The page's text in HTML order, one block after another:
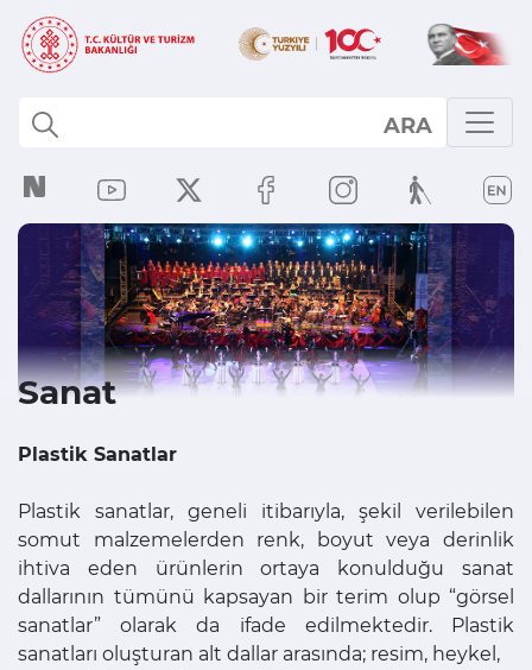
ARA
Sanat
Plastik Sanatlar
Plastik sanatlar, geneli itibarıyla, şekil verilebilen
somut malzemelerden renk, boyut veya derinlik
ihtiva eden ürünlerin ortaya konulduğu sanat
dallarının tümünü kapsayan bir terim olup “görsel
sanatlar” olarak da ifade edilmektedir. Plastik
sanatları oluşturan alt dallar arasında; resim, heykel,